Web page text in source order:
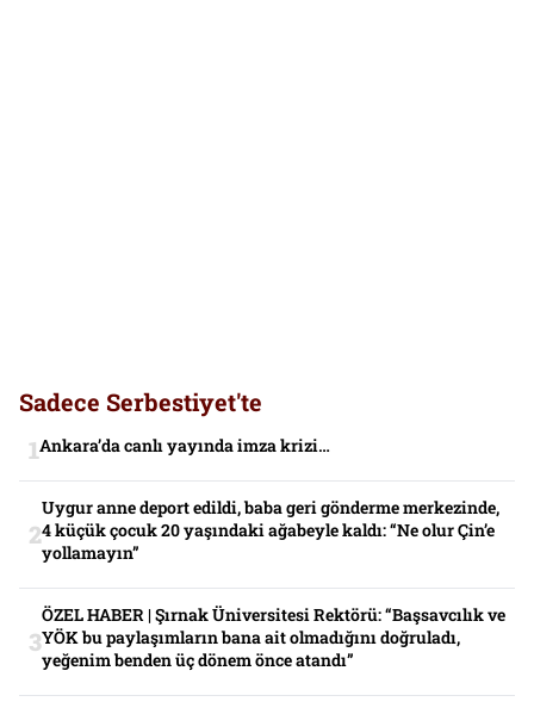
Sadece Serbestiyet'te
Ankara’da canlı yayında imza krizi…
Uygur anne deport edildi, baba geri gönderme merkezinde,
4 küçük çocuk 20 yaşındaki ağabeyle kaldı: “Ne olur Çin’e
yollamayın”
ÖZEL HABER | Şırnak Üniversitesi Rektörü: “Başsavcılık ve
YÖK bu paylaşımların bana ait olmadığını doğruladı,
yeğenim benden üç dönem önce atandı”